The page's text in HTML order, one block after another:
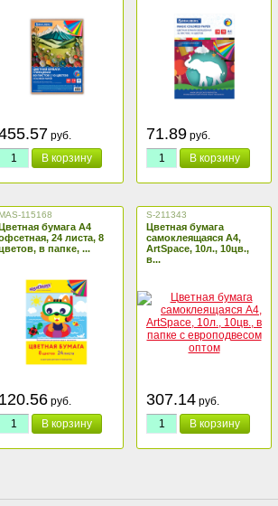
руб.
В корзину
71.89 руб.
В корзину
115168
бумага А4
24 листа, 8
в папке, ...
120.56 руб.
В корзину
S-211343
Цветная бумага
самоклеящаяся А4,
ArtSpace, 10л., 10цв.,
в...
307.14 руб.
В корзину